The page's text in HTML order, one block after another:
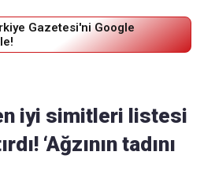
Gazetesi'ni Google
iyi simitleri listesi
‘Ağzının tadını